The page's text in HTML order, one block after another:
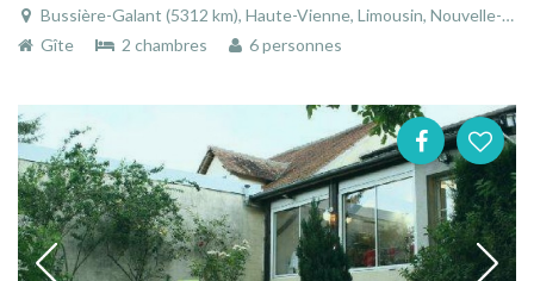
Bussière-Galant (5312 km), Haute-Vienne, Limousin, Nouvelle-Aquitaine, France
Gîte
2 chambres 6 personnes